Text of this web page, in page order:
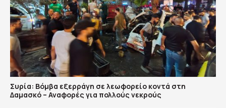
Συρία: Βόμβα εξερράγη σε λεωφορείο κοντά στη
Δαμασκό – Αναφορές για πολλούς νεκρούς